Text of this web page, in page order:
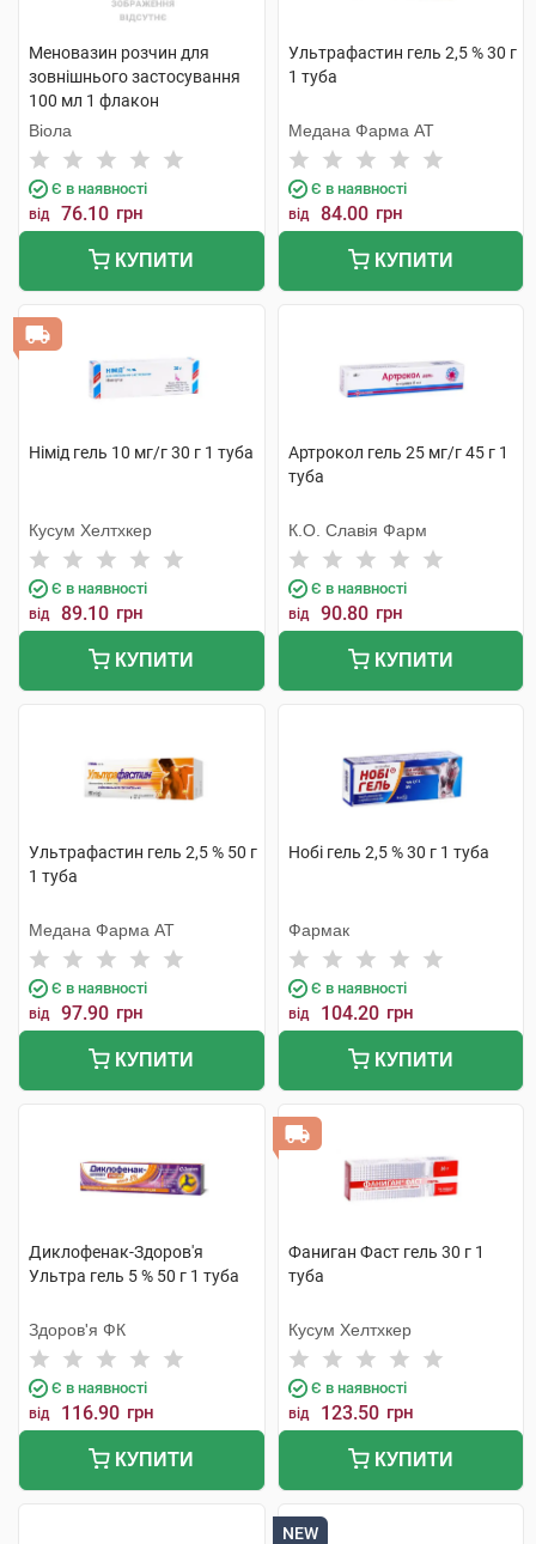
Меновазин розчин для
зовнішнього застосування
100 мл 1 флакон
Віола
Є в наявності
від 76.10 грн
КУПИТИ
Ультрафастин гель 2,5 % 30 г
1 туба
Медана Фарма АТ
Є в наявності
від 84.00 грн
КУПИТИ
Німід гель 10 мг/г 30 г 1 туба
Кусум Хелтхкер
Є в наявності
від 89.10 грн
КУПИТИ
Артрокол гель 25 мг/г 45 г 1
туба
К.О. Славія Фарм
Є в наявності
від 90.80 грн
КУПИТИ
Ультрафастин гель 2,5 % 50 г
1 туба
Медана Фарма АТ
Є в наявності
від 97.90 грн
КУПИТИ
Нобі гель 2,5 % 30 г 1 туба
Фармак
Є в наявності
від 104.20 грн
КУПИТИ
Диклофенак-Здоров'я
Ультра гель 5 % 50 г 1 туба
Здоров'я ФК
Є в наявності
від 116.90 грн
КУПИТИ
Фаниган Фаст гель 30 г 1
туба
Кусум Хелтхкер
Є в наявності
від 123.50 грн
КУПИТИ
NEW